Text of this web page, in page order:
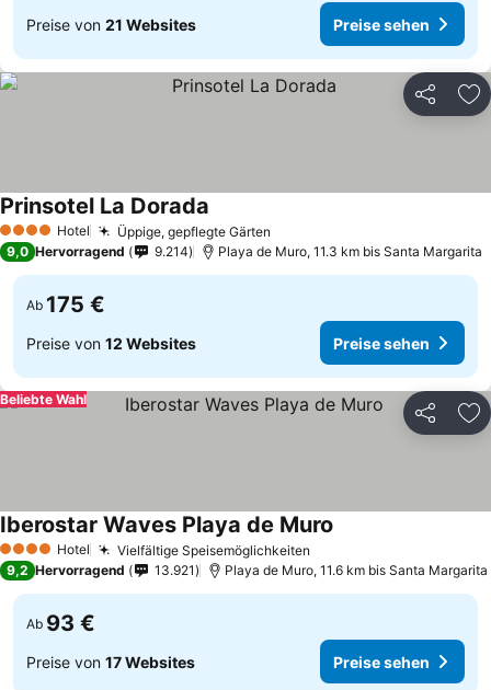
Preise von 21 Websites Preise sehen
Teilen
4 Sterne Hotel Üppige, gepflegte Gärten
Prinsotel La Dorada
9,0 Hervorragend 9.214 Playa de Muro, 11.3 km bis Santa Margarita
Ab 175 €
Preise von 12 Websites Preise sehen
Teilen
Beliebte Wahl
4 Sterne Hotel Vielfältige Speisemöglichkeiten
Iberostar Waves Playa de Muro
9,2 Hervorragend 13.921 Playa de Muro, 11.6 km bis Santa Margarita
Ab 93 €
Preise von 17 Websites Preise sehen